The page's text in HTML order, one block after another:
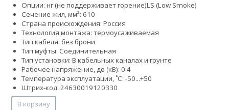
Опции: нг (не поддерживает горение)LS (Low Smoke)
Сечение жил, мм²: 610
Страна происхождения: Россия
Технология монтажа: термоусаживаемая
Тип кабеля: без брони
Тип муфты: Соединительная
Тип установки: В кабельных каналах и грунте
Рабочее напряжение, до (кВ): 0.4
Температура эксплуатации, ˚С: -50...+50
Штрих-код: 24630019120330
В корзину